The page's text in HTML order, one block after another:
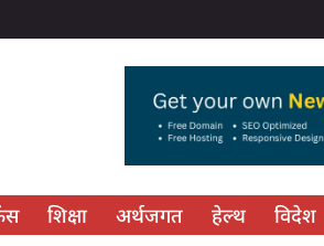
शिक्षा अर्थजगत हेल्थ विदेश